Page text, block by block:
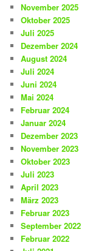
November 2025
Oktober 2025
Juli 2025
Dezember 2024
August 2024
Juli 2024
Juni 2024
Mai 2024
Februar 2024
Januar 2024
Dezember 2023
November 2023
Oktober 2023
Juli 2023
April 2023
März 2023
Februar 2023
September 2022
Februar 2022